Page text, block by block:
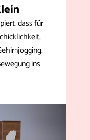
dass für
ins